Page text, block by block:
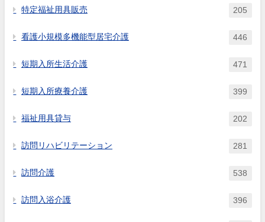
特定福祉用具販売 205
看護小規模多機能型居宅介護 446
短期入所生活介護 471
短期入所療養介護 399
福祉用具貸与 202
訪問リハビリテーション 281
訪問介護 538
訪問入浴介護 396